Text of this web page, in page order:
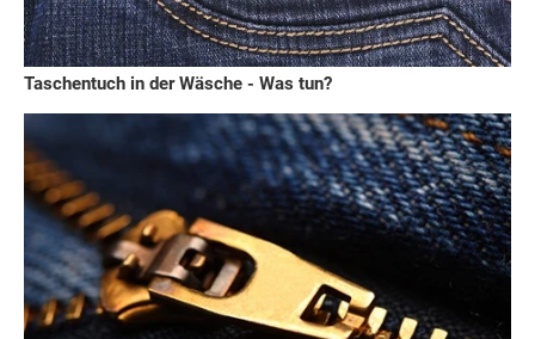
Taschentuch in der Wäsche - Was tun?